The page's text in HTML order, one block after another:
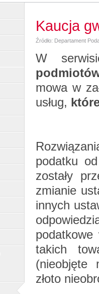
Kaucja
Źródło: Departament
W
mowa w
usług,
podatku
zostały
zmianie
innych
takich
(nieobjęte
złoto